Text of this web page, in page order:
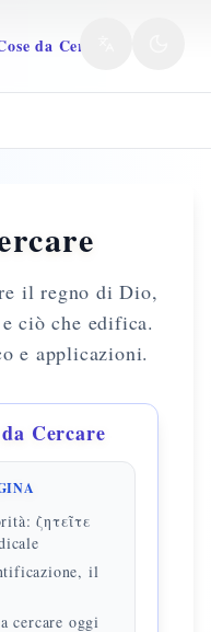
da Cercare
il regno di Dio,
ciò che edifica.
e applicazioni.
Cercare
ζητεῖτε
il
cercare oggi